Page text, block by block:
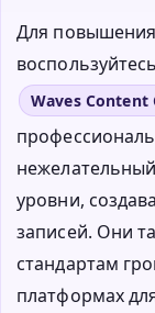
Для повышения
Waves
уровни,
записей. Они
стандартам
платформах